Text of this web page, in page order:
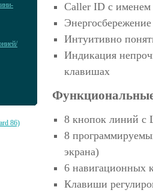
Caller ID с
Энергосбережение
Интуитивно
Индикация
клавишах
8 кнопок линий с
8
экрана)
6 навигационных
Клавиши